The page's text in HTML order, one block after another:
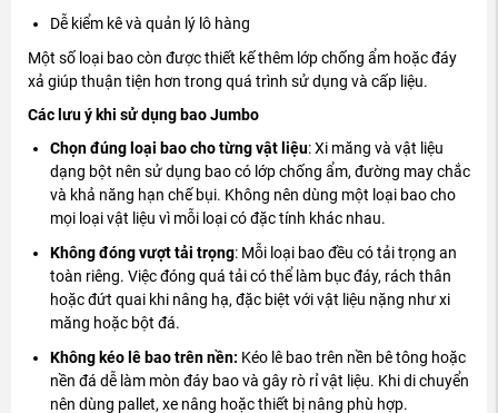
Dễ kiểm kê và quản lý lô hàng
Một số loại bao còn được thiết kế thêm lớp chống ẩm hoặc đáy
xả giúp thuận tiện hơn trong quá trình sử dụng và cấp liệu.
Các lưu ý khi sử dụng bao Jumbo
Chọn đúng loại bao cho từng vật liệu: Xi măng và vật liệu
dạng bột nên sử dụng bao có lớp chống ẩm, đường may chắc
và khả năng hạn chế bụi. Không nên dùng một loại bao cho
mọi loại vật liệu vì mỗi loại có đặc tính khác nhau.
Không đóng vượt tải trọng: Mỗi loại bao đều có tải trọng an
toàn riêng. Việc đóng quá tải có thể làm bục đáy, rách thân
hoặc đứt quai khi nâng hạ, đặc biệt với vật liệu nặng như xi
măng hoặc bột đá.
Không kéo lê bao trên nền: Kéo lê bao trên nền bê tông hoặc
nền đá dễ làm mòn đáy bao và gây rò rỉ vật liệu. Khi di chuyển
nên dùng pallet, xe nâng hoặc thiết bị nâng phù hợp.